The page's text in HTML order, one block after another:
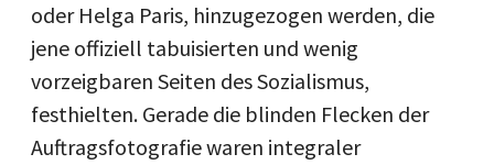
oder Helga Paris, hinzugezogen werden, die
jene offiziell tabuisierten und wenig
vorzeigbaren Seiten des Sozialismus,
festhielten. Gerade die blinden Flecken der
Auftragsfotografie waren integraler